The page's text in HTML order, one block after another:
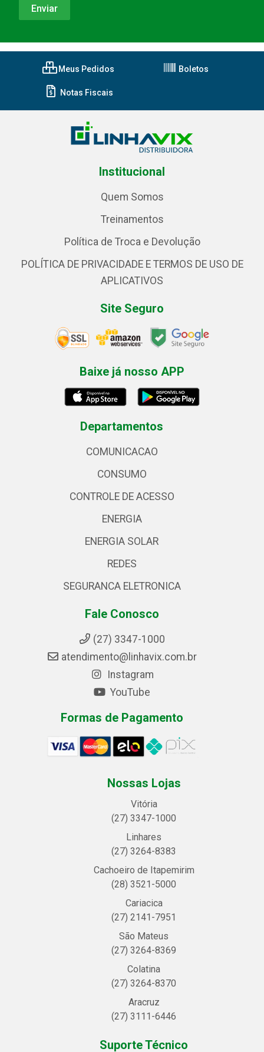
Meus Pedidos Boletos
Notas Fiscais
Institucional
Quem Somos
Treinamentos
Política de Troca e Devolução
POLÍTICA DE PRIVACIDADE E TERMOS DE USO DE
APLICATIVOS
Site Seguro
Baixe já nosso APP
Departamentos
COMUNICACAO
CONSUMO
CONTROLE DE ACESSO
ENERGIA
ENERGIA SOLAR
REDES
SEGURANCA ELETRONICA
Fale Conosco
(27) 3347-1000
atendimento@linhavix.com.br
Instagram
YouTube
Formas de Pagamento
Nossas Lojas
Vitória
(27) 3347-1000
Linhares
(27) 3264-8383
Cachoeiro de Itapemirim
(28) 3521-5000
Cariacica
(27) 2141-7951
São Mateus
(27) 3264-8369
Colatina
(27) 3264-8370
Aracruz
(27) 3111-6446
Suporte Técnico